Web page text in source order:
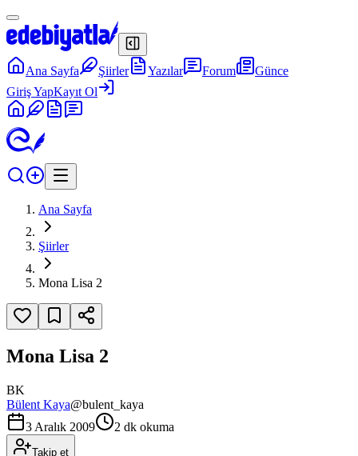
Ana Sayfa Şiirler Yazılar Forum
Günce
Giriş YapKayıt Ol
Ana Sayfa
Şiirler
Mona Lisa 2
Mona Lisa 2
BK
Bülent Kaya@bulent_kaya
3 Aralık 2009
2 dk okuma
Takip et